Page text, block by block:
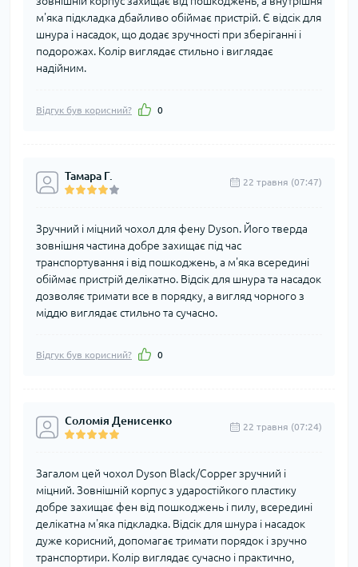
м'яка підкладка дбайливо обіймає пристрій. Є відсік для
шнура і насадок, що додає зручності при зберіганні і
подорожах. Колір виглядає стильно і виглядає
надійним.
Відгук був корисний? 0
Тамара Г. 22 травня (07:47)
Зручний і міцний чохол для фену Dyson. Його тверда
зовнішня частина добре захищає під час
транспортування і від пошкоджень, а м'яка всередині
обіймає пристрій делікатно. Відсік для шнура та насадок
дозволяє тримати все в порядку, а вигляд чорного з
міддю виглядає стильно та сучасно.
Відгук був корисний? 0
Соломія Денисенко 22 травня (07:24)
Загалом цей чохол Dyson Black/Copper зручний і
міцний. Зовнішній корпус з ударостійкого пластику
добре захищає фен від пошкоджень і пилу, всередині
делікатна м'яка підкладка. Відсік для шнура і насадок
дуже корисний, допомагає тримати порядок і зручно
транспортири. Колір виглядає сучасно і практично,